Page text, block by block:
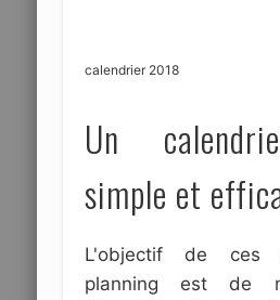
calendrier 2018
Un
simple et
L'objectif de ces
planning est de